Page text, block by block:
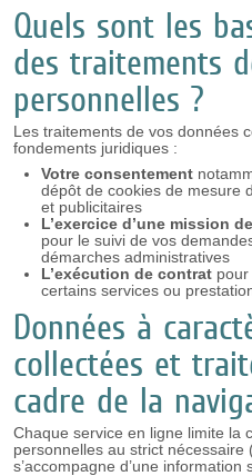
Quels sont les
des traitements
personnelles ?
Les traitements de vos données
fondements juridiques :
Votre consentement
dépôt de cookies de mesure
et publicitaires
L’exercice d’une mission
pour le suivi de vos
démarches administratives
L’exécution de contratpour
certains services ou
Données à
collectées et
cadre de la
Chaque service en ligne limite la
personnelles au strict
s’accompagne d’une information